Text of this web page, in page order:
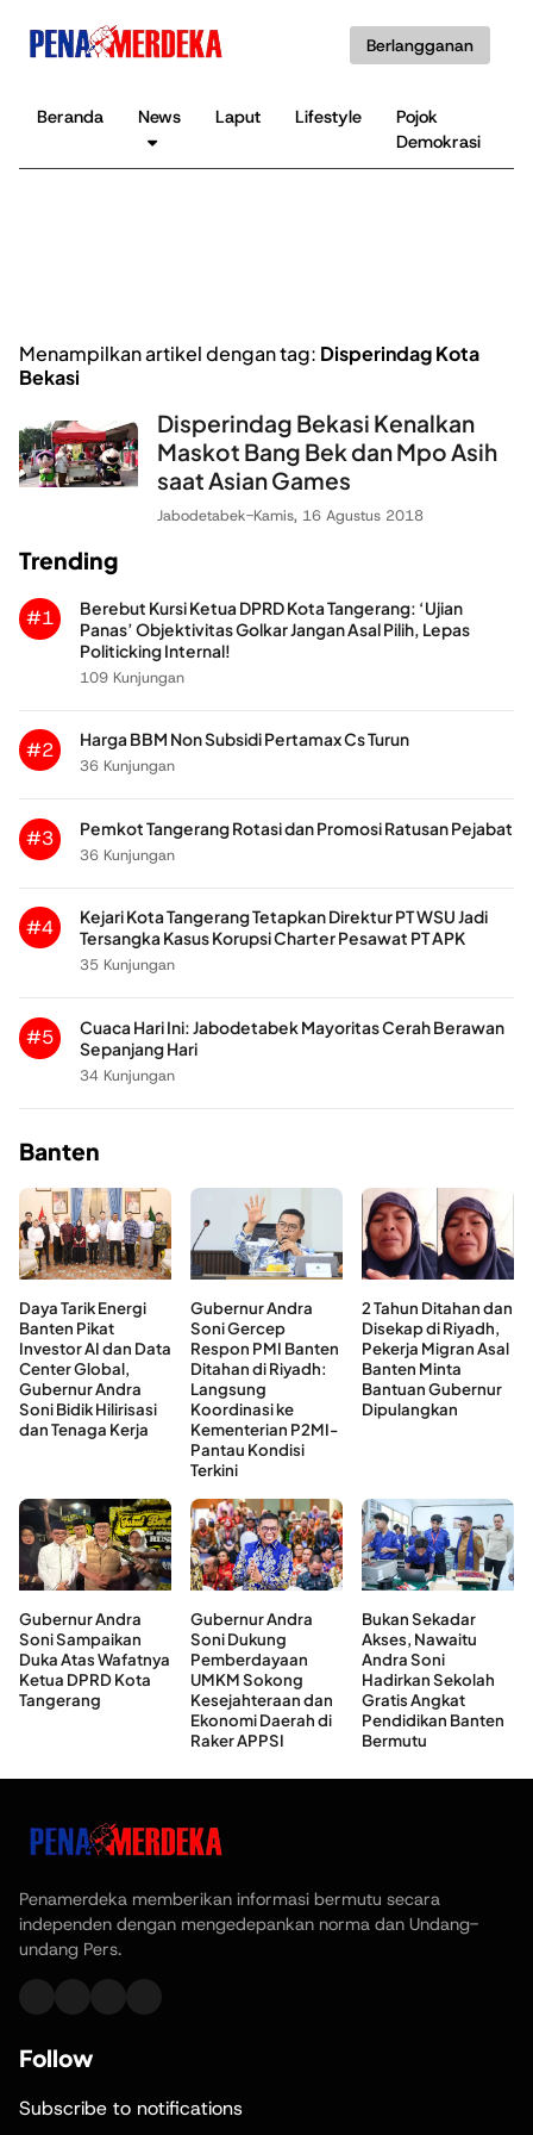
Berlangganan
Beranda News Laput Lifestyle
Pojok
Demokrasi
Menampilkan artikel dengan tag: Disperindag Kota
Bekasi
Disperindag Bekasi Kenalkan
Maskot Bang Bek dan Mpo Asih
saat Asian Games
Jabodetabek-Kamis, 16 Agustus 2018
Trending
#1
Berebut Kursi Ketua DPRD Kota Tangerang: ‘Ujian
Panas’ Objektivitas Golkar Jangan Asal Pilih, Lepas
Politicking Internal!
109 Kunjungan
#2
Harga BBM Non Subsidi Pertamax Cs Turun
36 Kunjungan
#3
Pemkot Tangerang Rotasi dan Promosi Ratusan Pejabat
36 Kunjungan
#4
Kejari Kota Tangerang Tetapkan Direktur PT WSU Jadi
Tersangka Kasus Korupsi Charter Pesawat PT APK
35 Kunjungan
#5
Cuaca Hari Ini: Jabodetabek Mayoritas Cerah Berawan
Sepanjang Hari
34 Kunjungan
Banten
Daya Tarik Energi
Banten Pikat
Investor AI dan Data
Center Global,
Gubernur Andra
Soni Bidik Hilirisasi
dan Tenaga Kerja
Gubernur Andra
Soni Gercep
Respon PMI Banten
Ditahan di Riyadh:
Langsung
Koordinasi ke
Kementerian P2MI-
Pantau Kondisi
Terkini
2 Tahun Ditahan dan
Disekap di Riyadh,
Pekerja Migran Asal
Banten Minta
Bantuan Gubernur
Dipulangkan
Gubernur Andra
Soni Sampaikan
Duka Atas Wafatnya
Ketua DPRD Kota
Tangerang
Gubernur Andra
Soni Dukung
Pemberdayaan
UMKM Sokong
Kesejahteraan dan
Ekonomi Daerah di
Raker APPSI
Bukan Sekadar
Akses, Nawaitu
Andra Soni
Hadirkan Sekolah
Gratis Angkat
Pendidikan Banten
Bermutu
Penamerdeka memberikan informasi bermutu secara
independen dengan mengedepankan norma dan Undang-
undang Pers.
Follow
Subscribe to notifications